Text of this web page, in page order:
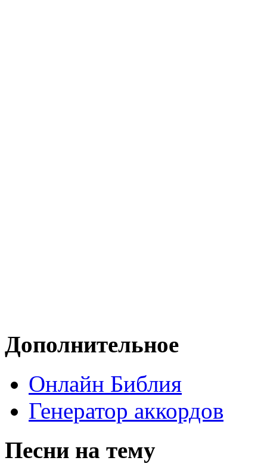
Дополнительное
Онлайн Библия
Генератор аккордов
Песни на тему